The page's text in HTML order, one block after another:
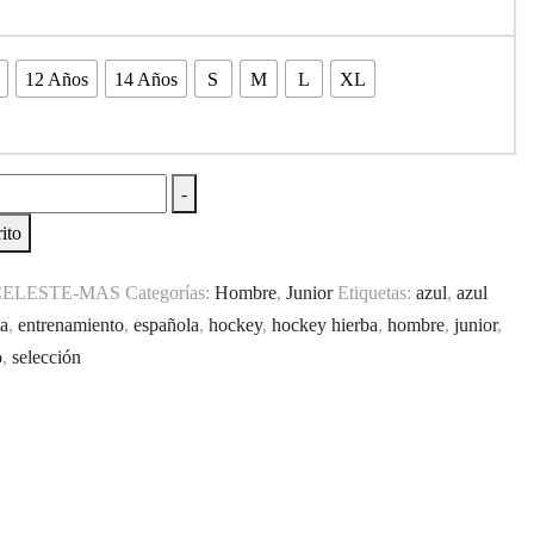
12 Años 14 Años S M L
XL
-
MAS Categorías: Hombre, Junior Etiquetas: azul, azul
, entrenamiento, española, hockey, hockey hierba, hombre, junior,
, selección